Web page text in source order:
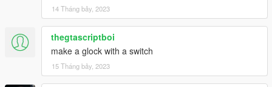
14 Tháng bảy, 2023
thegtascriptboi
make a glock with a switch
15 Tháng bảy, 2023